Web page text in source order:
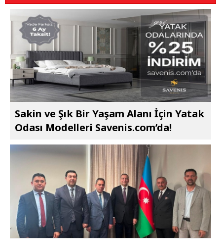
Sakin ve Şık Bir Yaşam Alanı İçin Yatak
Odası Modelleri Savenis.com’da!